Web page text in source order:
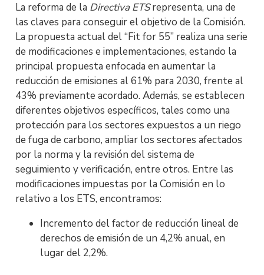
La reforma de la Directiva ETSrepresenta, una de
las claves para conseguir el objetivo de la Comisión.
La propuesta actual del “Fit for 55” realiza una serie
de modificaciones e implementaciones, estando la
principal propuesta enfocada en aumentar la
reducción de emisiones al 61% para 2030, frente al
43% previamente acordado. Además, se establecen
diferentes objetivos específicos, tales como una
protección para los sectores expuestos a un riego
de fuga de carbono, ampliar los sectores afectados
por la norma y la revisión del sistema de
seguimiento y verificación, entre otros. Entre las
modificaciones impuestas por la Comisión en lo
relativo a los ETS, encontramos:
Incremento del factor de reducción lineal de
derechos de emisión de un 4,2% anual, en
lugar del 2,2%.